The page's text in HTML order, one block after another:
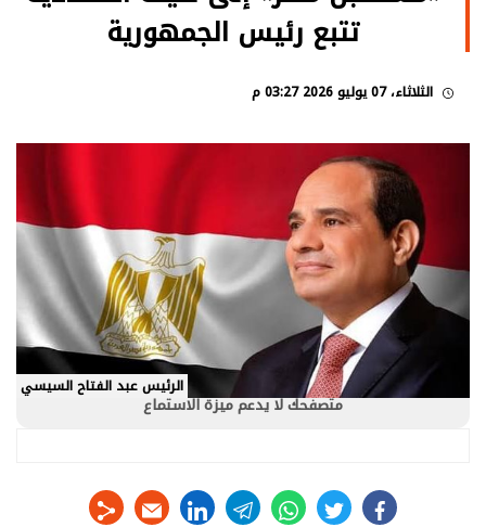
تتبع رئيس الجمهورية
الثلاثاء، 07 يوليو 2026 03:27 م
الرئيس عبد الفتاح السيسي
متصفحك لا يدعم ميزة الاستماع
facebook
twitter
whats
telegram
linkedin